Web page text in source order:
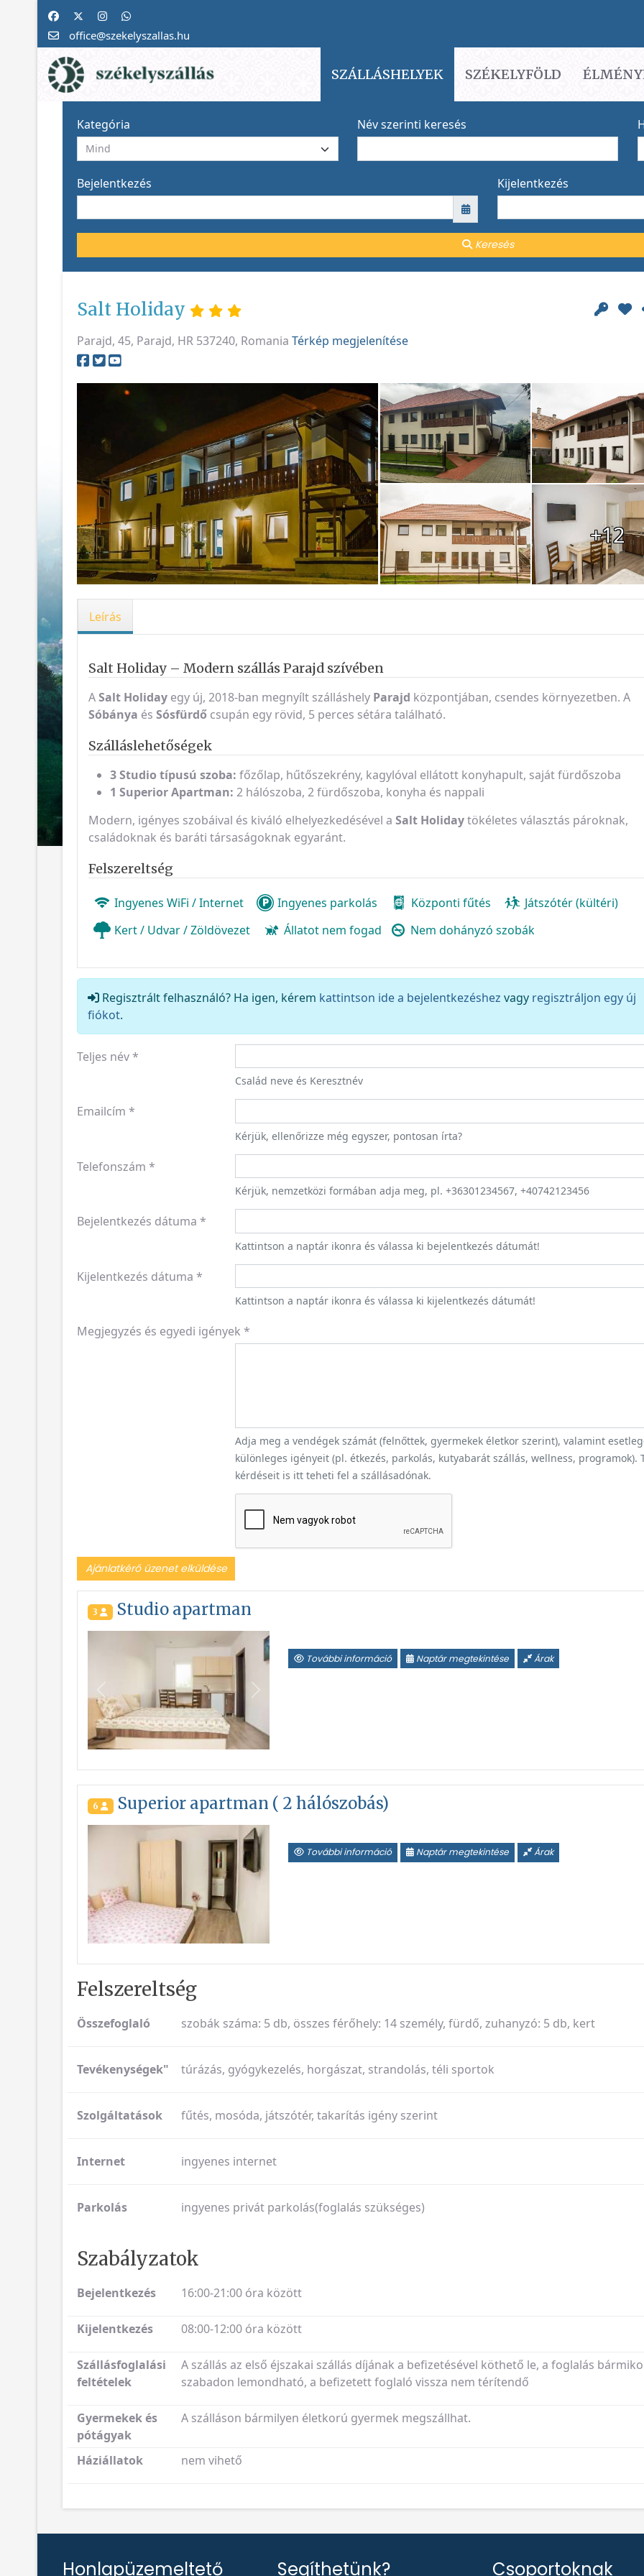
office@szekelyszallas.hu
SZÁLLÁSHELYEK SZÉKELYFÖLD
Kategória Név szerinti keresés
Bejelentkezés Kijelentkezés
Keresés
Salt Holiday
Parajd, 45, Parajd, HR 537240, Romania Térkép megjelenítése
+12
Leírás
Salt Holiday – Modern szállás Parajd szívében
ASalt Holiday egy új, 2018-ban megnyílt szálláshely Parajd központjában, csendes környezetben. A
Sóbánya és Sósfürdő csupán egy rövid, 5 perces sétára található.
Szálláslehetőségek
3 Studio típusú szoba: főzőlap, hűtőszekrény, kagylóval ellátott konyhapult, saját fürdőszoba
1 Superior Apartman: 2 hálószoba, 2 fürdőszoba, konyha és nappali
Modern, igényes szobáival és kiváló elhelyezkedésével a Salt Holidaytökéletes választás pároknak,
családoknak és baráti társaságoknak egyaránt.
Felszereltség
Ingyenes WiFi / Internet Ingyenes parkolás Központi fűtés
Játszótér (kültéri)
Kert / Udvar / Zöldövezet
Állatot nem fogad Nem dohányzó szobák
Regisztrált felhasználó? Ha igen, kérem kattintson ide a bejelentkezéshez vagy regisztráljon egy új
fiókot.
Teljes név*
Család neve és Keresztnév
Emailcím *
Kérjük, ellenőrizze még egyszer, pontosan írta?
Telefonszám *
Kérjük, nemzetközi formában adja meg, pl. +36301234567, +40742123456
Bejelentkezés dátuma *
Kattintson a naptár ikonra és válassa ki bejelentkezés dátumát!
Kijelentkezés dátuma *
Kattintson a naptár ikonra és válassa ki kijelentkezés dátumát!
Megjegyzés és egyedi igények *
Adja meg a vendégek számát (felnőttek, gyermekek életkor szerint), valamint
különleges igényeit (pl. étkezés, parkolás, kutyabarát szállás, wellness, programok).
kérdéseit is itt teheti fel a szállásadónak.
Ajánlatkérő üzenet elküldése
3 Studio apartman
Vissza Következő
További információ Naptár megtekintése Árak
6 Superior apartman ( 2 hálószobás)
További információ Naptár megtekintése Árak
Felszereltség
Összefoglaló szobák száma: 5 db, összes férőhely: 14 személy, fürdő, zuhanyzó: 5 db, kert
Tevékenységek" túrázás, gyógykezelés, horgászat, strandolás, téli sportok
Szolgáltatások fűtés, mosóda, játszótér, takarítás igény szerint
Internet ingyenes internet
Parkolás ingyenes privát parkolás(foglalás szükséges)
Szabályzatok
Bejelentkezés 16:00-21:00 óra között
Kijelentkezés 08:00-12:00 óra között
Szállásfoglalási
feltételek
A szállás az első éjszakai szállás díjának a befizetésével köthető le, a foglalás
szabadon lemondható, a befizetett foglaló vissza nem térítendő
Gyermekek és
pótágyak
A szálláson bármilyen életkorú gyermek megszállhat.
Háziállatok nem vihető
Honlapüzemeltető Segíthetünk? Csoportoknak